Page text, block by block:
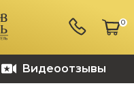
0
Видеоотзывы